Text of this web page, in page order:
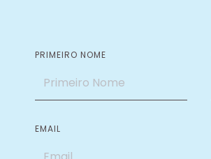
PRIMEIRO NOME
EMAIL